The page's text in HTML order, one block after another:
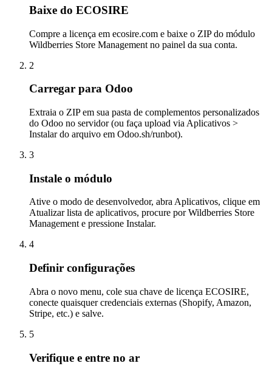
Baixe do ECOSIRE
Compre a licença em ecosire.com e baixe o ZIP do módulo
Wildberries Store Management no painel da sua conta.
2
Carregar para Odoo
Extraia o ZIP em sua pasta de complementos personalizados
do Odoo no servidor (ou faça upload via Aplicativos >
Instalar do arquivo em Odoo.sh/runbot).
3
Instale o módulo
Ative o modo de desenvolvedor, abra Aplicativos, clique em
Atualizar lista de aplicativos, procure por Wildberries Store
Management e pressione Instalar.
4
Definir configurações
Abra o novo menu, cole sua chave de licença ECOSIRE,
conecte quaisquer credenciais externas (Shopify, Amazon,
Stripe, etc.) e salve.
5
Verifique e entre no ar